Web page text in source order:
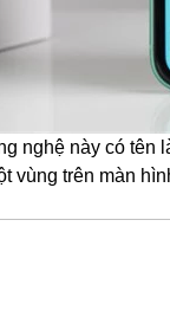
nghệ này có tên
vùng trên màn